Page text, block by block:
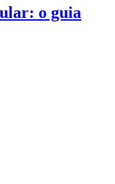
o guia